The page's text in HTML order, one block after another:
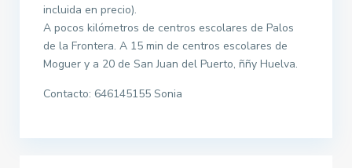
incluida en precio).
A pocos kilómetros de centros escolares de Palos
de la Frontera. A 15 min de centros escolares de
Moguer y a 20 de San Juan del Puerto, ññy Huelva.
Contacto: 646145155 Sonia